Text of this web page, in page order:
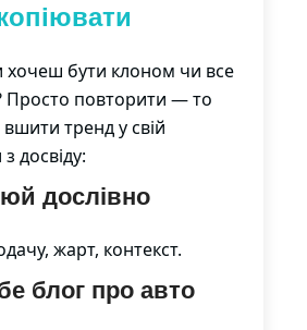
бути клоном чи все
Просто повторити — то
тренд у свій
досвіду:
дослівно
жарт, контекст.
блог про авто